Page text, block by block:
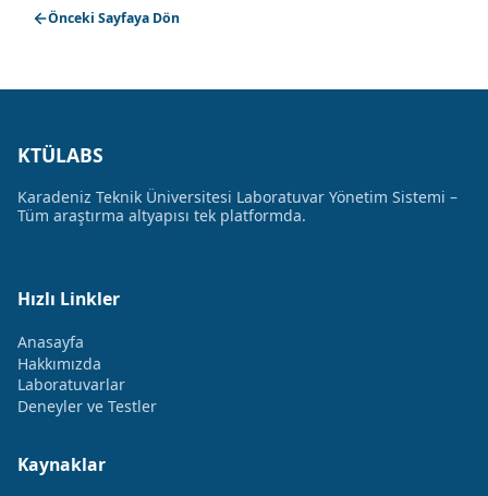
Önceki Sayfaya Dön
KTÜLABS
Karadeniz Teknik Üniversitesi Laboratuvar Yönetim Sistemi –
Tüm araştırma altyapısı tek platformda.
Hızlı Linkler
Anasayfa
Hakkımızda
Laboratuvarlar
Deneyler ve Testler
Kaynaklar